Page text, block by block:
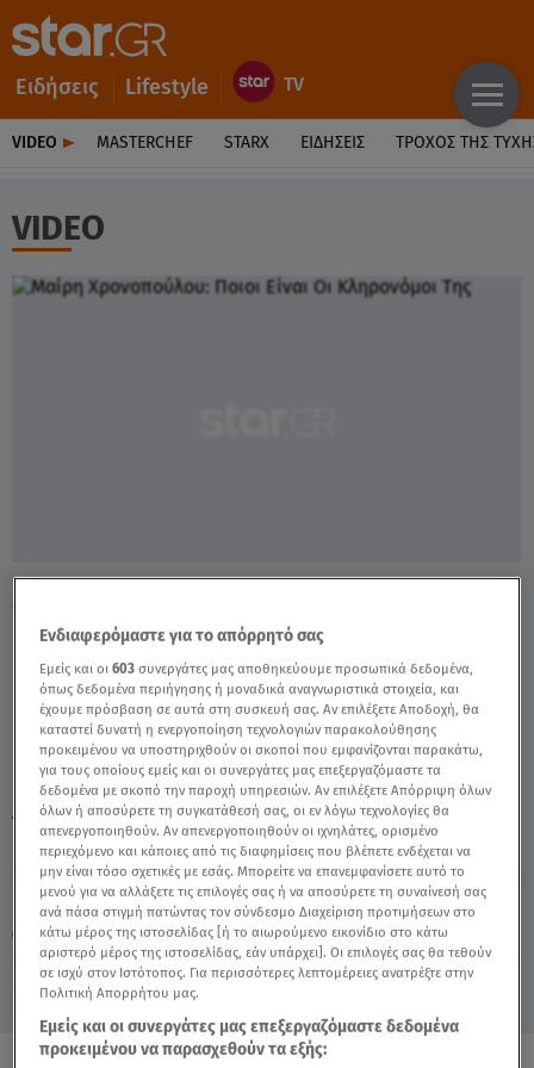
Ειδήσεις Lifestyle
VIDEO MASTERCHEF STARX ΕΙΔΉΣΕΙΣ ΤΡΟΧΌΣ ΤΗΣ
VIDEO
Κυριακή 9 Αυγούστου 2026
02.11.23, 14:54 CELEBRITIES & GOSSIP ΝΕΑ
Μαίρη Χρονοπούλου: Ποιοι Είναι Οι
Κληρονόμοι Της - Video
TAGS: ΜΑΙΡΗ ΧΡΟΝΟΠΟΥΛΟΥ ΔΙΑΘΗΚΗ ΚΛΗΡΟΝΟΜΟΙ
Ενδιαφερόμαστε για το απόρρητό σας
Εμείς και οι603 συνεργάτες μας αποθηκεύουμε προσωπικά δεδομένα,
όπως δεδομένα περιήγησης ή μοναδικά αναγνωριστικά στοιχεία, και
έχουμε πρόσβαση σε αυτά στη συσκευή σας. Αν επιλέξετε Αποδοχή, θα
καταστεί δυνατή η ενεργοποίηση τεχνολογιών παρακολούθησης
προκειμένου να υποστηριχθούν οι σκοποί που εμφανίζονται παρακάτω,
για τους οποίους εμείς και οι συνεργάτες μας επεξεργαζόμαστε τα
δεδομένα με σκοπό την παροχή υπηρεσιών. Αν επιλέξετε Απόρριψη όλων
όλων ή αποσύρετε τη συγκατάθεσή σας, οι εν λόγω τεχνολογίες θα
απενεργοποιηθούν. Αν απενεργοποιηθούν οι ιχνηλάτες, ορισμένο
περιεχόμενο και κάποιες από τις διαφημίσεις που βλέπετε ενδέχεται να
μην είναι τόσο σχετικές με εσάς. Μπορείτε να επανεμφανίσετε αυτό το
μενού για να αλλάξετε τις επιλογές σας ή να αποσύρετε τη συναίνεσή σας
ανά πάσα στιγμή πατώντας τον σύνδεσμο Διαχείριση προτιμήσεων στο
κάτω μέρος της ιστοσελίδας [ή το αιωρούμενο εικονίδιο στο κάτω
αριστερό μέρος της ιστοσελίδας, εάν υπάρχει]. Οι επιλογές σας θα τεθούν
σε ισχύ στον Ιστότοπος. Για περισσότερες λεπτομέρειες ανατρέξτε στην
Πολιτική Απορρήτου μας.
Εμείς και οι συνεργάτες μας επεξεργαζόμαστε δεδομένα
προκειμένου να παρασχεθούν τα εξής: